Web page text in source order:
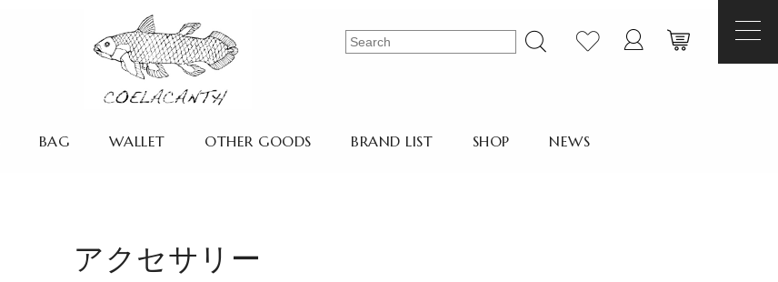
BAG WALLET OTHER GOODS BRAND LIST SHOP NEWS
アクセサリー